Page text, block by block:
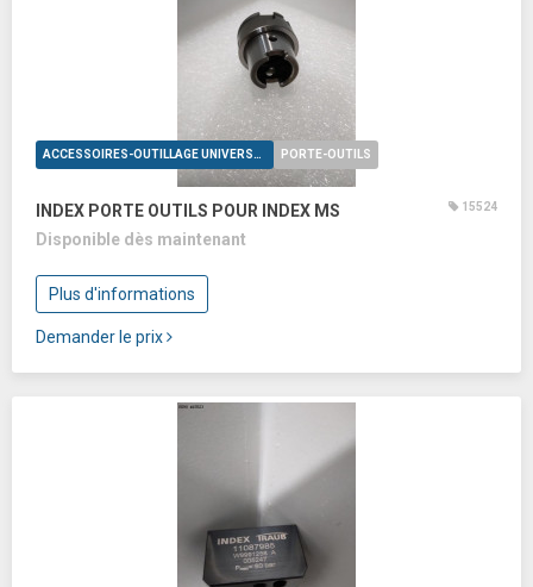
ACCESSOIRES-OUTILLAGE UNIVERSELS PORTE-OUTILS
INDEX PORTE OUTILS POUR INDEX MS 15524
Disponible dès maintenant
Plus d'informations
Demander le prix